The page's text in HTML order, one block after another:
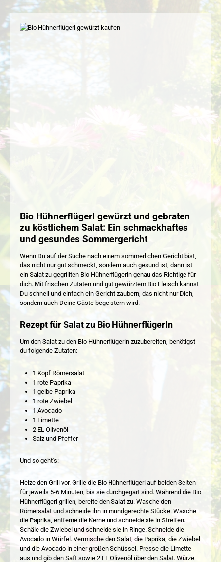
Bio Hühnerflügerl gewürzt und gebraten
zu köstlichem Salat: Ein schmackhaftes
und gesundes Sommergericht
Wenn Du auf der Suche nach einem sommerlichen Gericht bist,
das nicht nur gut schmeckt, sondern auch gesund ist, dann ist
ein Salat zu gegrillten Bio Hühnerflügerln genau das Richtige für
dich. Mit frischen Zutaten und gut gewürztem Bio Fleisch kannst
Du schnell und einfach ein Gericht zaubern, das nicht nur Dich,
sondern auch Deine Gäste begeistern wird.
Rezept für Salat zu Bio Hühnerflügerln
Um den Salat zu den Bio Hühnerflügerln zuzubereiten, benötigst
du folgende Zutaten:
1 Kopf Römersalat
1 rote Paprika
1 gelbe Paprika
1 rote Zwiebel
1 Avocado
1 Limette
2 EL Olivenöl
Salz und Pfeffer
Und so geht's:
Heize den Grill vor. Grille die Bio Hühnerflügerl auf beiden Seiten
für jeweils 5-6 Minuten, bis sie durchgegart sind. Während die Bio
Hühnerflügerl grillen, bereite den Salat zu. Wasche den
Römersalat und schneide ihn in mundgerechte Stücke. Wasche
die Paprika, entferne die Kerne und schneide sie in Streifen.
Schäle die Zwiebel und schneide sie in Ringe. Schneide die
Avocado in Würfel. Vermische den Salat, die Paprika, die Zwiebel
und die Avocado in einer großen Schüssel. Presse die Limette
aus und gib den Saft sowie 2 EL Olivenöl über den Salat. Würze